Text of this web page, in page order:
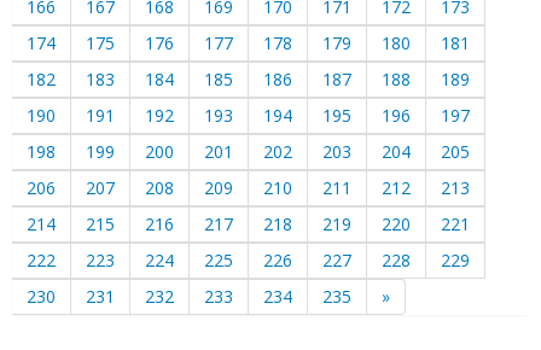
166
167 168 169 170 171 172
173
174
175 176 177 178 179 180
181
182
183 184 185 186 187 188
189
190
191 192 193 194 195 196
197
198
199 200 201 202 203 204
205
206
207 208 209 210 211 212
213
214
215 216 217 218 219 220
221
222
223 224 225 226 227 228
229
230
231 232 233 234 235 »